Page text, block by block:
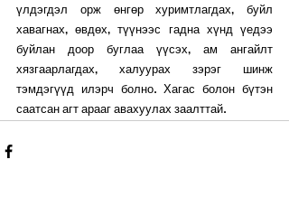
үлдэгдэл орж өнгөр хуримтлагдах, буйл
хавагнах, өвдөх, түүнээс гадна хүнд үедээ
буйлан доор буглаа үүсэх, ам ангайлт
хязгаарлагдах, халуурах зэрэг шинж
тэмдэгүүд илэрч болно. Хагас болон бүтэн
саатсан агт арааг авахуулах заалттай.